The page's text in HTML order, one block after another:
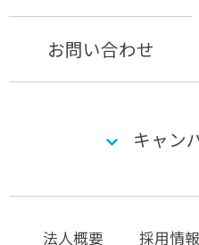
お問い合わせ
キャン
法人概要 採用情報